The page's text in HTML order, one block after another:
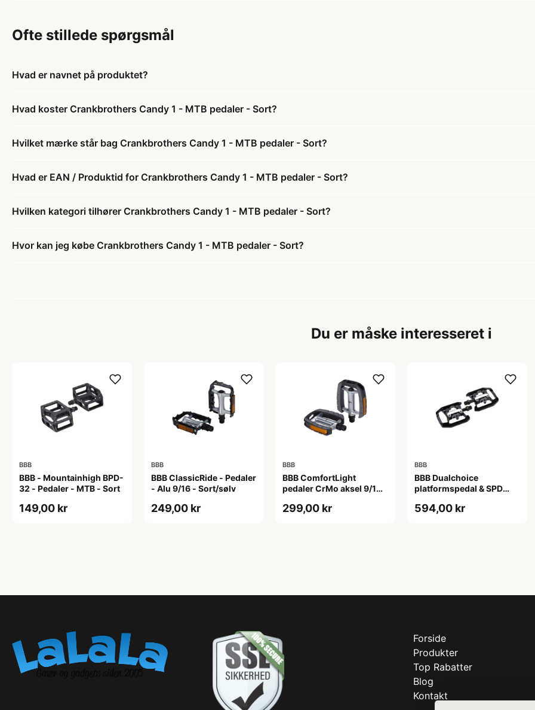
Ofte stillede spørgsmål
Hvad er navnet på produktet?
Hvad koster Crankbrothers Candy 1 - MTB pedaler - Sort?
Hvilket mærke står bag Crankbrothers Candy 1 - MTB pedaler - Sort?
Hvad er EAN / Produktid for Crankbrothers Candy 1 - MTB pedaler - Sort?
Hvilken kategori tilhører Crankbrothers Candy 1 - MTB pedaler - Sort?
Hvor kan jeg købe Crankbrothers Candy 1 - MTB pedaler - Sort?
Du er måske interesseret i
BBB
BBB - Mountainhigh BPD-
32 - Pedaler - MTB - Sort
149,00 kr
BBB
BBB ClassicRide - Pedaler
- Alu 9/16 - Sort/sølv
249,00 kr
BBB
BBB ComfortLight
pedaler CrMo aksel 9/16
299,00 kr
BBB
BBB Dualchoice
platformspedal & SPD
594,00 kr
Forside
Produkter
Top Rabatter
Blog
Kontakt